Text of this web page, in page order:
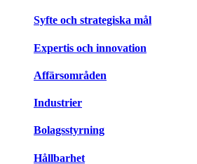
Syfte och strategiska mål
Expertis och innovation
Affärsområden
Industrier
Bolagsstyrning
Hållbarhet